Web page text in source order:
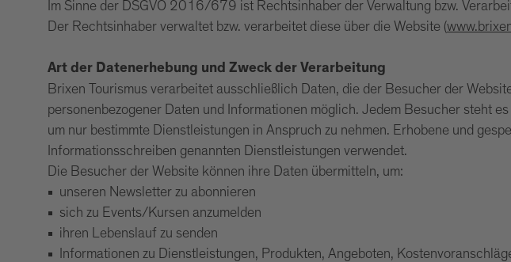
Im Sinne der DSGVO 2016/679 ist Rechtsinhaber der Verwaltung bzw.
Der Rechtsinhaber verwaltet bzw. verarbeitet diese über die Website (
Art der Datenerhebung und Zweck der Verarbeitung
Brixen Tourismus verarbeitet ausschließlich Daten, die der Besucher der
personenbezogener Daten und Informationen möglich. Jedem Besucher steht
um nur bestimmte Dienstleistungen in Anspruch zu nehmen. Erhobene und
Informationsschreiben genannten Dienstleistungen verwendet.
Die Besucher der Website können ihre Daten übermitteln, um:
unseren Newsletter zu abonnieren
sich zu Events/Kursen anzumelden
ihren Lebenslauf zu senden
Informationen zu Dienstleistungen, Produkten, Angeboten,